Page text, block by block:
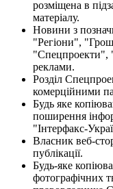
розміщена в
матеріалу.
Новини з
"Регіони",
"Спецпроекти",
реклами.
Розділ
комерційними
Будь яке
поширення
"Інтерфакс-
Власник веб-
публікації.
Будь-яке
фотографічних